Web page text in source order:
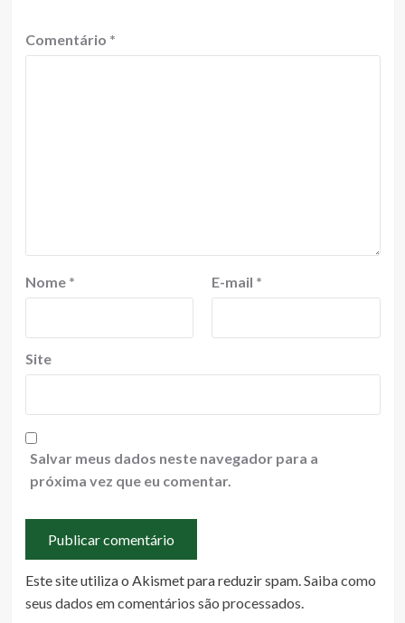
Comentário *
Nome * E-mail *
Site
Salvar meus dados neste navegador para a
próxima vez que eu comentar.
Este site utiliza o Akismet para reduzir spam.Saiba como
seus dados em comentários são processados.